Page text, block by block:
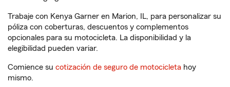
Trabaje con Kenya Garner en Marion, IL, para personalizar su
póliza con coberturas, descuentos y complementos
opcionales para su motocicleta. La disponibilidad y la
elegibilidad pueden variar.
Comience su cotización de seguro de motocicleta hoy
mismo.